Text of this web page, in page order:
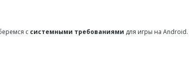
с системными требованиями для игры на